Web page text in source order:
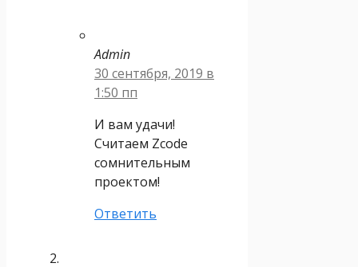
Admin
30 сентября, 2019 в
1:50 пп
И вам удачи!
Считаем Zcode
сомнительным
проектом!
Ответить